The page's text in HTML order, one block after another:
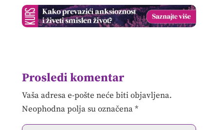
Prosledi komentar
Vaša adresa e-pošte neće biti objavljena.
Neophodna polja su označena*